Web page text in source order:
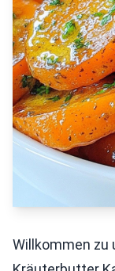
Willkommen zu